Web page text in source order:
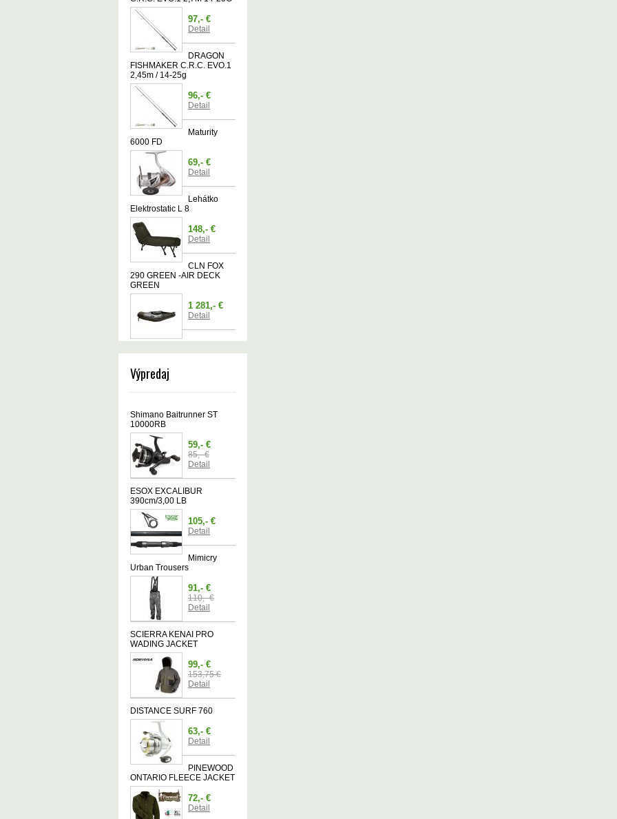
97,- €
Detail
DRAGON
FISHMAKER C.R.C. EVO.1
2,45m / 14-25g
96,- €
Detail
Maturity
6000 FD
69,- €
Detail
Lehátko
Elektrostatic L 8
148,- €
Detail
CLN FOX
290 GREEN -AIR DECK
GREEN
1 281,- €
Detail
Výpredaj
Shimano Baitrunner ST
10000RB
59,- €
85,- €
Detail
ESOX EXCALIBUR
390cm/3,00 LB
105,- €
Detail
Mimicry
Urban Trousers
91,- €
110,- €
Detail
SCIERRA KENAI PRO
WADING JACKET
99,- €
153,75 €
Detail
DISTANCE SURF 760
63,- €
Detail
PINEWOOD
ONTARIO FLEECE JACKET
72,- €
Detail